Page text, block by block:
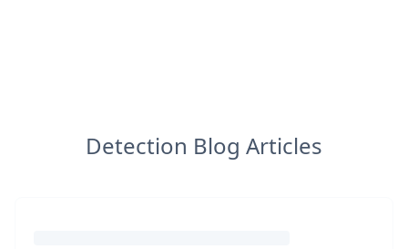
Detection Blog Articles